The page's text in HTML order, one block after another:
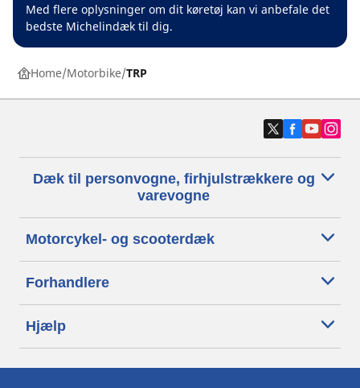
Med flere oplysninger om dit køretøj kan vi anbefale det
bedste Michelindæk til dig.
Home Motorbike TRP
Dæk til personvogne, firhjulstrækkere og
varevogne
Motorcykel- og scooterdæk
Forhandlere
Hjælp